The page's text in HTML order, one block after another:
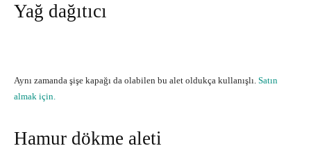
Yağ dağıtıcı
Aynı zamanda şişe kapağı da olabilen bu alet oldukça kullanışlı. Satın
almak için.
Hamur dökme aleti